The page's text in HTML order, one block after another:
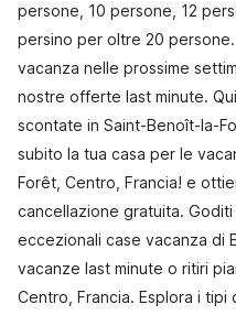
persone, 10 persone, 12
persino per oltre 20
vacanza nelle prossime
nostre offerte last minute.
scontate in Saint-Benoît-la-
subito la tua casa per le
Forêt, Centro, Francia! e
cancellazione gratuita.
eccezionali case vacanza di
vacanze last minute o ritiri
Centro, Francia. Esplora i